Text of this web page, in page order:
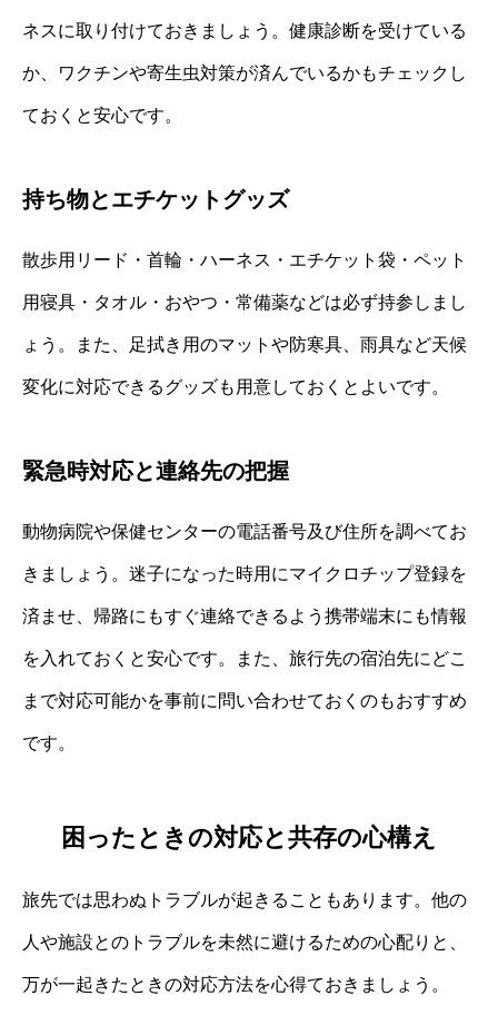
ネスに取り付けておきましょう。健康診断を受けている
か、ワクチンや寄生虫対策が済んでいるかもチェックし
ておくと安心です。
持ち物とエチケットグッズ
散歩用リード・首輪・ハーネス・エチケット袋・ペット
用寝具・タオル・おやつ・常備薬などは必ず持参しまし
ょう。また、足拭き用のマットや防寒具、雨具など天候
変化に対応できるグッズも用意しておくとよいです。
緊急時対応と連絡先の把握
動物病院や保健センターの電話番号及び住所を調べてお
きましょう。迷子になった時用にマイクロチップ登録を
済ませ、帰路にもすぐ連絡できるよう携帯端末にも情報
を入れておくと安心です。また、旅行先の宿泊先にどこ
まで対応可能かを事前に問い合わせておくのもおすすめ
です。
困ったときの対応と共存の心構え
旅先では思わぬトラブルが起きることもあります。他の
人や施設とのトラブルを未然に避けるための心配りと、
万が一起きたときの対応方法を心得ておきましょう。